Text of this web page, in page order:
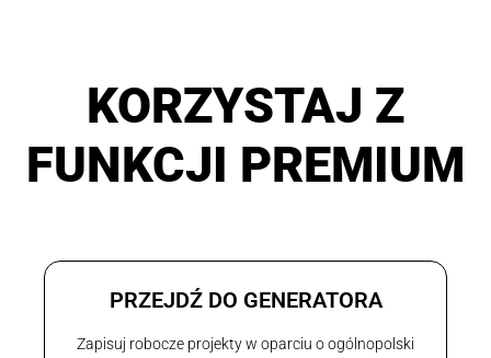
KORZYSTAJ Z
FUNKCJI PREMIUM
PRZEJDŹ DO GENERATORA
Zapisuj robocze projekty w oparciu o ogólnopolski